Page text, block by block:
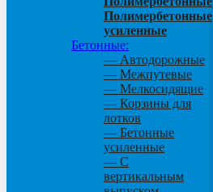
Полимербетонные
усиленные
Бетонные:
— Автодорожные
— Межпутевые
— Мелкосидящие
— Корзины для
лотков
— Бетонные
усиленные
— С
вертикальным